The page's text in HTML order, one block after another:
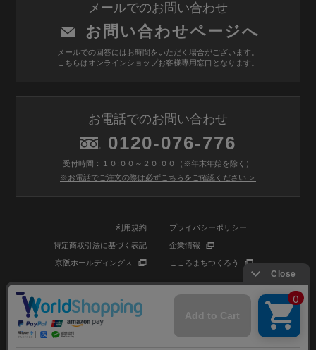
メールでのお問い合わせ
お問い合わせページへ
メールでの回答にはお時間をいただく場合がございます。
こちらはオンラインショップお客様専用窓口となります。
お電話でのお問い合わせ
0120-076-776
受付時間：１０:００～２０:００（※年末年始を除く）
※お電話でご注文の際は必ずこちらをご確認ください ＞
利用規約 プライバシーポリシー
特定商取引法に基づく表記 企業情報
京阪ホールディングス こころまちつくろう